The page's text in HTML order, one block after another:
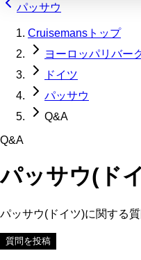
パッサウ
Cruisemansトップ
ヨーロッパリバー
ドイツ
パッサウ
Q&A
Q&A
パッサウ(ド
パッサウ(ドイツ)に関する
質問を投稿